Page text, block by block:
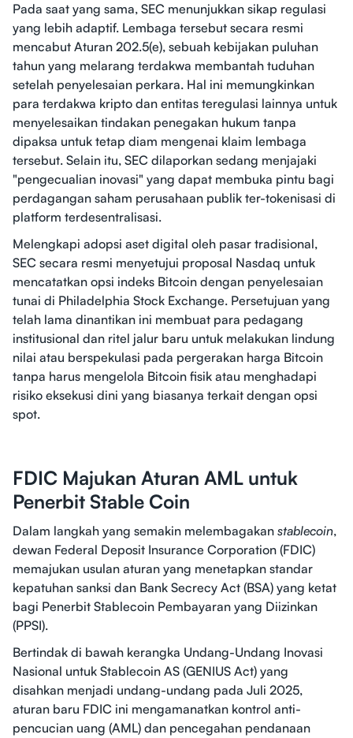
Pada saat yang sama, SEC menunjukkan sikap regulasi
yang lebih adaptif. Lembaga tersebut secara resmi
mencabut Aturan 202.5(e), sebuah kebijakan puluhan
tahun yang melarang terdakwa membantah tuduhan
setelah penyelesaian perkara. Hal ini memungkinkan
para terdakwa kripto dan entitas teregulasi lainnya untuk
menyelesaikan tindakan penegakan hukum tanpa
dipaksa untuk tetap diam mengenai klaim lembaga
tersebut. Selain itu, SEC dilaporkan sedang menjajaki
"pengecualian inovasi" yang dapat membuka pintu bagi
perdagangan saham perusahaan publik ter-tokenisasi di
platform terdesentralisasi.
Melengkapi adopsi aset digital oleh pasar tradisional,
SEC secara resmi menyetujui proposal Nasdaq untuk
mencatatkan opsi indeks Bitcoin dengan penyelesaian
tunai di Philadelphia Stock Exchange. Persetujuan yang
telah lama dinantikan ini membuat para pedagang
institusional dan ritel jalur baru untuk melakukan lindung
nilai atau berspekulasi pada pergerakan harga Bitcoin
tanpa harus mengelola Bitcoin fisik atau menghadapi
risiko eksekusi dini yang biasanya terkait dengan opsi
spot.
FDIC Majukan Aturan AML untuk
Penerbit Stable Coin
Dalam langkah yang semakin melembagakan stablecoin,
dewan Federal Deposit Insurance Corporation (FDIC)
memajukan usulan aturan yang menetapkan standar
kepatuhan sanksi dan Bank Secrecy Act (BSA) yang ketat
bagi Penerbit Stablecoin Pembayaran yang Diizinkan
(PPSI).
Bertindak di bawah kerangka Undang-Undang Inovasi
Nasional untuk Stablecoin AS (GENIUS Act) yang
disahkan menjadi undang-undang pada Juli 2025,
aturan baru FDIC ini mengamanatkan kontrol anti-
pencucian uang (AML) dan pencegahan pendanaan